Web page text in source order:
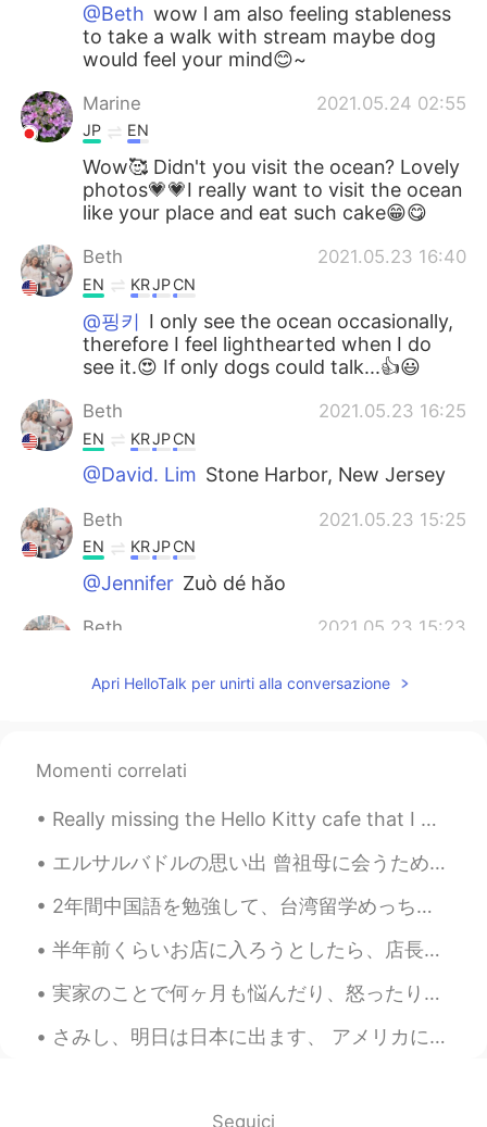
@Beth wow l am also feeling stableness
to take a walk with stream maybe dog
would feel your mind😊~
Marine 2021.05.24 02:55
JP EN
Wow🥰 Didn't you visit the ocean? Lovely
photos💗💗I really want to visit the ocean
like your place and eat such cake😁😋
Beth 2021.05.23 16:40
EN KRJPCN
@핑키 I only see the ocean occasionally,
therefore I feel lighthearted when I do
see it.😍 If only dogs could talk...👍😃
Beth 2021.05.23 16:25
EN KRJPCN
@David. Lim Stone Harbor, New Jersey
Beth 2021.05.23 15:25
EN KRJPCN
@Jennifer Zuò dé hǎo
Beth 2021.05.23 15:23
@cathIt’s wonderful to see change of
핑키
KR EN
something to say. . it's very good ~
Beth 2021.05.23 15:12
EN KR CN
ocean and relatives. 😍 She is still a
puppy therefore more playful than clever.
😁
Apri HelloTalk per unirti alla conversazione
Momenti correlati
Really missing the Hello Kitty cafe that I went to last year✨Themed cafes are really rare in Cali...
エルサルバドルの思い出 曾祖母に会うためにエルサルバドルに初めて行きました。私のスペイン語が下手なので、ちょっと心配していました。でも、家族は優しい人ですから、大丈夫です☺ エルサルバドルで...
2年間中国語を勉強して、台湾留学めっちゃ楽しみにしてて、ビザ取れそうやったのに、コロナ感染者がまた増えたせいで結局取れんかったね（ちなみにうちはもうワクチン接種したよ🙆‍♀️）とにかく留学できひ...
半年前くらいお店に入ろうとしたら、店長であろうあばあちゃんが"no rice, no rice!”と僕に向かって言った。中にお客さんがいるのに、"入るなって意味だろう"と僕は汲み取って、ほかの店...
実家のことで何ヶ月も悩んだり、怒ったり、悲しんだりしたあげく、円形脱毛症になってしまった😔考えないようにするのは、私にとって、ありえないです！自分の町だから、誰もたまに文句があるけど、好きです！...
さみし、明日は日本に出ます、 アメリカに帰る、 日本人はとても優しな人 たのしかった I’m going to miss living in Japan! It was fun. Hopef...
Seguici